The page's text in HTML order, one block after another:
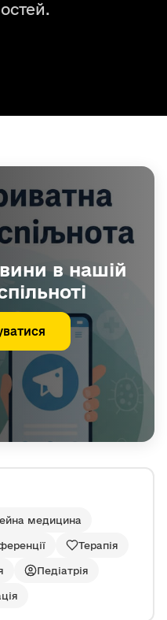
в нашій
медицина
Терапія
Педіатрія